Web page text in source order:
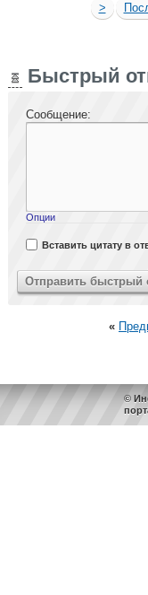
>
Быстрый
Сообщение:
Опции
Вставить цитату в
«
©